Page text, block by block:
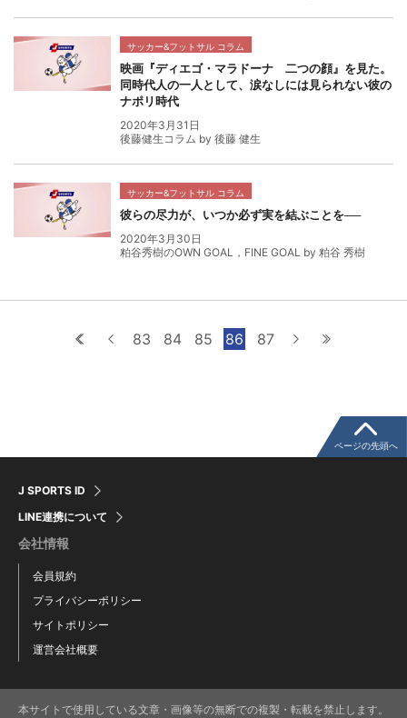
サッカー&フットサル コラム
映画『ディエゴ・マラドーナ 二つの顔』を見た。
同時代人の一人として、涙なしには見られない彼の
ナポリ時代
2020年3月31日
後藤健生コラム by 後藤 健生
サッカー&フットサル コラム
彼らの尽力が、いつか必ず実を結ぶことを──
2020年3月30日
粕谷秀樹のOWN GOAL，FINE GOAL by 粕谷 秀樹
最初へ前へ
83 84 85 86 87 次へ
J SPORTS ID
LINE連携について
会社情報
会員規約
プライバシーポリシー
サイトポリシー
運営会社概要
ページの先頭へ
本サイトで使用している文章・画像等の無断での複製・転載を禁止します。